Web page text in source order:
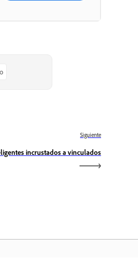
Siguiente
incrustados a vinculados